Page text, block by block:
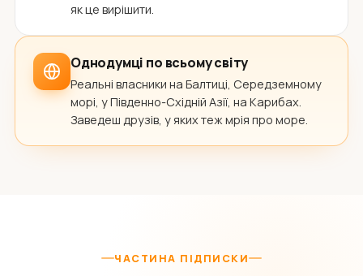
як це вирішити.
Однодумці по всьому світу
Реальні власники на Балтиці, Середземному
морі, у Південно-Східній Азії, на Карибах.
Заведеш друзів, у яких теж мрія про море.
ЧАСТИНА ПІДПИСКИ